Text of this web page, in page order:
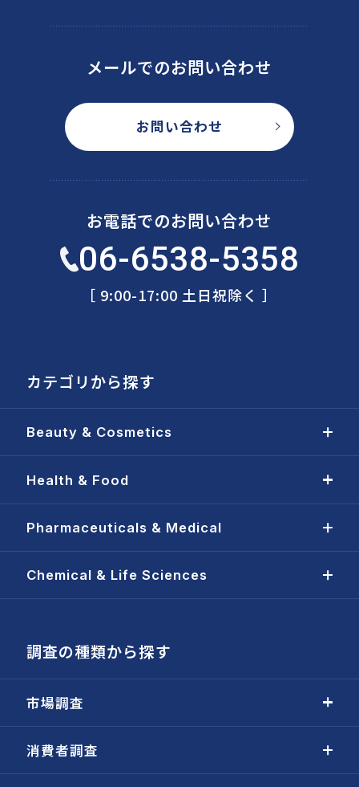
メールでのお問い合わせ
お問い合わせ
お電話でのお問い合わせ
06-6538-5358
［ 9:00-17:00 土日祝除く ］
カテゴリから探す
Beauty & Cosmetics
Health & Food
Pharmaceuticals & Medical
Chemical & Life Sciences
調査の種類から探す
市場調査
消費者調査